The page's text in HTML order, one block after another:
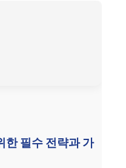
한 필수 전략과 가